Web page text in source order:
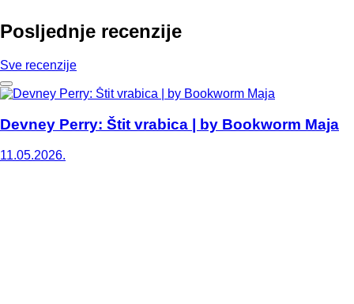
Posljednje recenzije
Sve recenzije
Devney Perry: Štit vrabica | by Bookworm Maja
11.05.2026.